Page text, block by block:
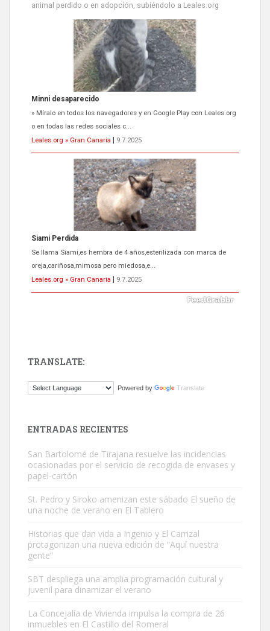
animal perdido o en adopción, subiéndolo a Leales.org
Siami Perdida
Se llama Siami,es hembra de 4 años,esterilizada con marca de
oreja,cariñosa,mimosa pero miedosa,e...
Leales.org » Gran Canaria
9.7.2025
ADOPCIÓN URGENTE GATA TEROR GRAN CANARIA
El ayuntamiento se va a llevar a Los Gatos callejeros de la zona los
próximos días, ella incluida...
Leales.org » Gran Canaria
9.7.2025
Este gato macho ha aparecido en la calle hace menos de un mes,
Busco adopción responsable para mi perra. Pastor alemán,
hembra, 4 años. Por motivos personales ...
Leales.org » Gran Canaria
TRANSLATE:
Powered by Translate
ENTRADAS RECIENTES
San Bartolomé de Tirajana resuelve las incidencias
ocasionadas por el servicio de recogida de envases y
papel-cartón
St. Pedro y Siroko amenizan este sábado El sueño de
una noche de verano en El Tablero
Historias que dan vida a Ingenio y El Carrizal
protagonizan una nueva edición de “Aquí nuestra
gente”
SBT despliega una amplia programación cultural y
juvenil para dinamizar el verano
La Concejalía de Vivienda impulsa la compra de 26
inmuebles en El Castillo del Romeral